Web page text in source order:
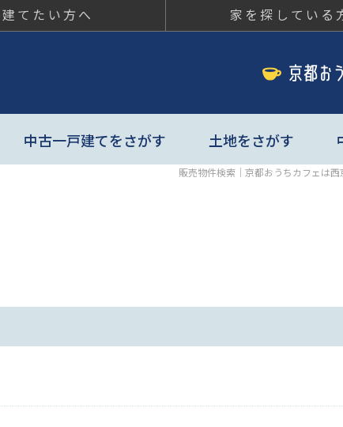
てたい方へ 家を探している
中古一戸建てをさがす 土地をさがす
販売物件検索｜京都おうちカフェは